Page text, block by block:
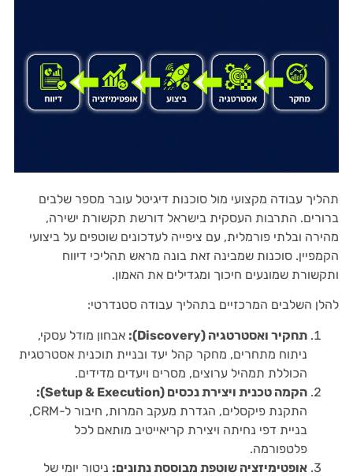
תהליך עבודה מקצועי מול סוכנות דיגיטל עובר מספר שלבים
ברורים. התרבות העסקית בישראל דורשת תקשורת ישירה,
מהירה ובלתי פורמלית, עם ציפייה לעדכונים שוטפים על ביצועי
הקמפיין. סוכנות שמבינה זאת בונה מראש תהליכי דיווח
ותקשורת שמונעים חיכוך ומגדילים את האמון.
להלן השלבים המרכזיים בתהליך עבודה סטנדרטי:
תחקיר ואסטרטגיה (Discovery):
אבחון מודל עסקי,
ניתוח מתחרים, מחקר קהל יעד ובניית תוכנית אסטרטגית
הכוללת תמהיל ערוצים, מסרים ויעדים מדידים.
הקמה טכנית ויצירת נכסים (Setup & Execution):
התקנת פיקסלים, הגדרת מעקב המרות, חיבור ל-CRM,
בניית דפי נחיתה ויצירת קריאייטיב מותאם לכל
פלטפורמה.
אופטימיזציה שוטפת מבוססת נתונים: ניטור יומי של